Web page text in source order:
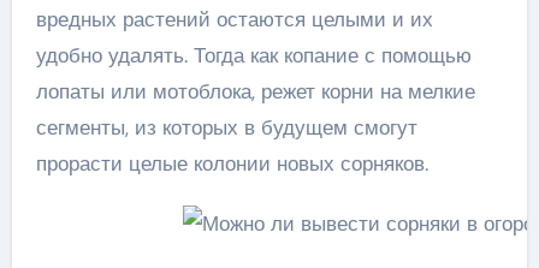
вредных растений остаются целыми и их
удобно удалять. Тогда как копание с помощью
лопаты или мотоблока, режет корни на мелкие
сегменты, из которых в будущем смогут
прорасти целые колонии новых сорняков.